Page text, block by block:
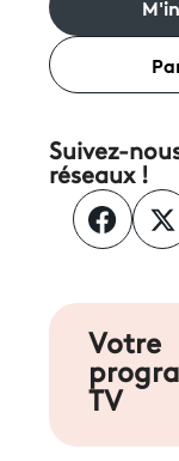
Suivez-
réseaux !
Votre
TV